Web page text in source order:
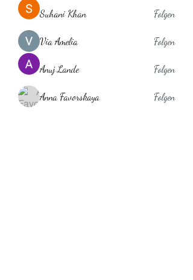
Suhani Khan Folgen
Via Amelia Folgen
Anuj Lande Folgen
Anna Favorskaya Folgen